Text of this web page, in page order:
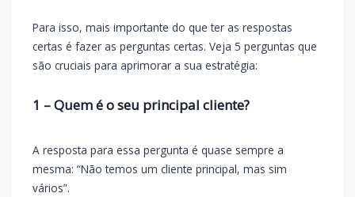
Para isso, mais importante do que ter as respostas
certas é fazer as perguntas certas. Veja 5 perguntas que
são cruciais para aprimorar a sua estratégia:
1 – Quem é o seu principal cliente?
A resposta para essa pergunta é quase sempre a
mesma: “Não temos um cliente principal, mas sim
vários”.